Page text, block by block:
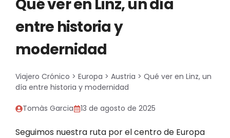
Qué ver en Linz, un día
entre historia y
modernidad
Viajero Crónico > Europa > Austria > Qué ver en Linz, un
día entre historia y modernidad
Tomàs Garcia 13 de agosto de 2025
Seguimos nuestra ruta por el centro de Europa